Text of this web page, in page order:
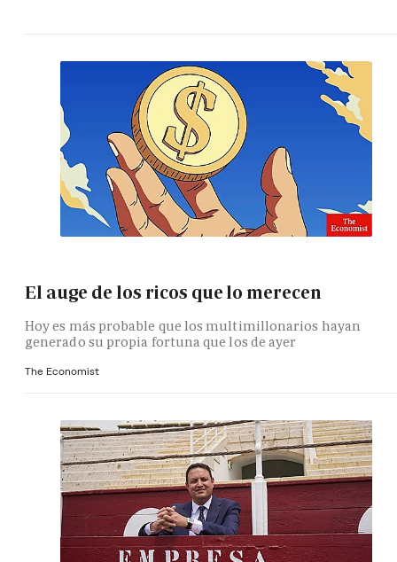
El auge de los ricos que lo merecen
Hoy es más probable que los multimillonarios hayan
generado su propia fortuna que los de ayer
The Economist